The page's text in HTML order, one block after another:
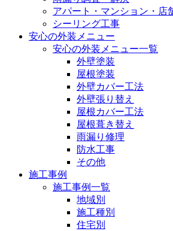
アパート・マンション・店
シーリング工事
安心の外装メニュー
安心の外装メニュー一覧
外壁塗装
屋根塗装
外壁カバー工法
外壁張り替え
屋根カバー工法
屋根葺き替え
雨漏り修理
防水工事
その他
施工事例
施工事例一覧
地域別
施工種別
住宅別